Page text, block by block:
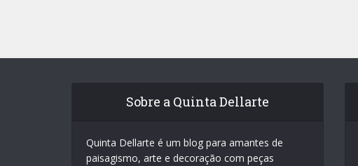
Sobre a Quinta Dellarte
Quinta Dellarte é um blog para amantes de
paisagismo, arte e decoração com peças